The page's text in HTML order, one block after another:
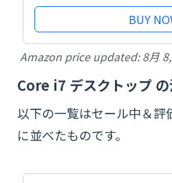
タ、Micro PC HDMI +
6E、BT5.2、2.5GbE LAN、
ス、家庭用）
BUY
Amazon price updated:8月
Core i7 デスクトップ の
以下の一覧はセール中＆評
に並べたものです。